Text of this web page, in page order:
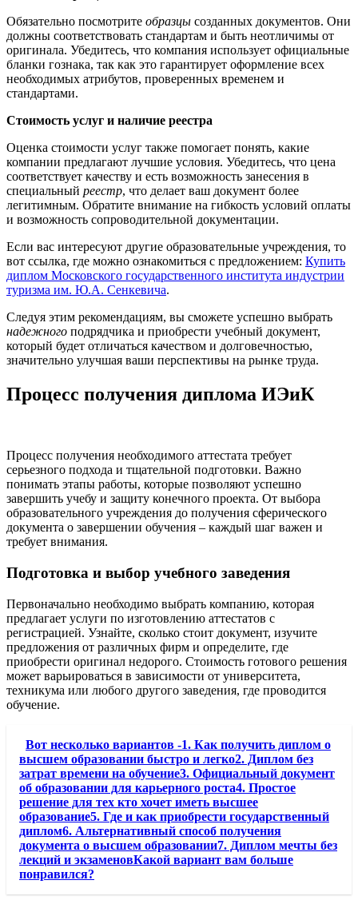
Обязательно посмотрите образцы созданных документов. Они
должны соответствовать стандартам и быть неотличимы от
оригинала. Убедитесь, что компания использует официальные
бланки гознака, так как это гарантирует оформление всех
необходимых атрибутов, проверенных временем и
стандартами.
Стоимость услуг и наличие реестра
Оценка стоимости услуг также помогает понять, какие
компании предлагают лучшие условия. Убедитесь, что цена
соответствует качеству и есть возможность занесения в
специальный реестр, что делает ваш документ более
легитимным. Обратите внимание на гибкость условий оплаты
и возможность сопроводительной документации.
Если вас интересуют другие образовательные учреждения, то
вот ссылка, где можно ознакомиться с предложением: Купить
диплом Московского государственного института индустрии
туризма им. Ю.А. Сенкевича.
Следуя этим рекомендациям, вы сможете успешно выбрать
надежного подрядчика и приобрести учебный документ,
который будет отличаться качеством и долговечностью,
значительно улучшая ваши перспективы на рынке труда.
Процесс получения диплома ИЭиК
Процесс получения необходимого аттестата требует
серьезного подхода и тщательной подготовки. Важно
понимать этапы работы, которые позволяют успешно
завершить учебу и защиту конечного проекта. От выбора
образовательного учреждения до получения сферического
документа о завершении обучения – каждый шаг важен и
требует внимания.
Подготовка и выбор учебного заведения
Первоначально необходимо выбрать компанию, которая
предлагает услуги по изготовлению аттестатов с
регистрацией. Узнайте, сколько стоит документ, изучите
предложения от различных фирм и определите, где
приобрести оригинал недорого. Стоимость готового решения
может варьироваться в зависимости от университета,
техникума или любого другого заведения, где проводится
обучение.
Вот несколько вариантов -1. Как получить диплом о
высшем образовании быстро и легко2. Диплом без
затрат времени на обучение3. Официальный документ
об образовании для карьерного роста4. Простое
решение для тех кто хочет иметь высшее
образование5. Где и как приобрести государственный
диплом6. Альтернативный способ получения
документа о высшем образовании7. Диплом мечты без
лекций и экзаменовКакой вариант вам больше
понравился?